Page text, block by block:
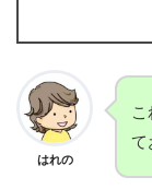
はれの
て